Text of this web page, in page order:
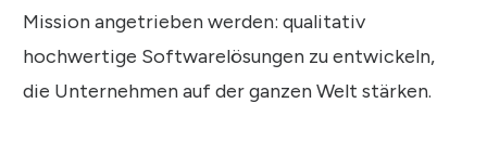
Mission angetrieben werden: qualitativ
hochwertige Softwarelösungen zu entwickeln,
die Unternehmen auf der ganzen Welt stärken.